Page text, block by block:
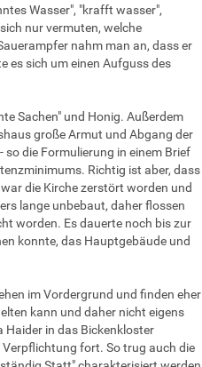
Wasser", "krafft wasser",
nur vermuten, welche
nahm man an, dass er
es sich um einen Aufguss des
Sachen" und Honig. Außerdem
große Armut und Abgang der
die Formulierung in einem Brief
Richtig ist aber, dass
die Kirche zerstört worden und
lange unbebaut, daher flossen
worden. Es dauerte noch bis zur
konnte, das Hauptgebäude und
im Vordergrund und finden eher
kann und daher nicht eigens
in das Bickenkloster
fort. So trug auch die